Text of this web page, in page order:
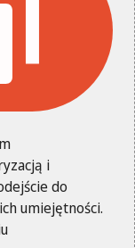
i
do
umiejętności.